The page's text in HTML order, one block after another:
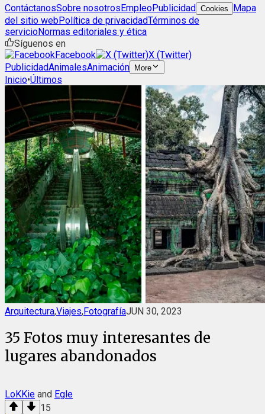
ContáctanosSobre nosotrosEmpleoPublicidad Cookies
Mapa
del sitio webPolítica de privacidadTérminos de
servicioNormas editoriales y ética
Síguenos en
Facebook
X (Twitter)
PublicidadAnimalesAnimación More
Inicio•Últimos
Arquitectura,Viajes,FotografíaJUN 30, 2023
35 Fotos muy interesantes de
lugares abandonados
LoKKie and Egle
15